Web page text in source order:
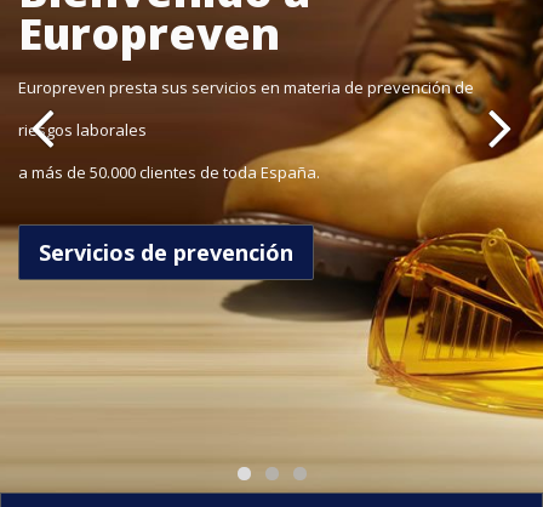
Europreven
Europreven presta sus servicios en materia de prevención de
riesgos laborales
a más de 50.000 clientes de toda España.
Servicios de prevención
atención
personalizada y
gestión integral
Son las premisas que avalan nuestro que hacer diario